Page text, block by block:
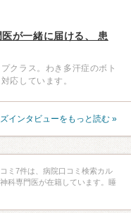
が一緒に届ける、 患
クラス。わき多汗症のボト
応しています。
ズインタビューをもっと読む »
ミ7件は、病院口コミ検索カル
科専門医が在籍しています。睡